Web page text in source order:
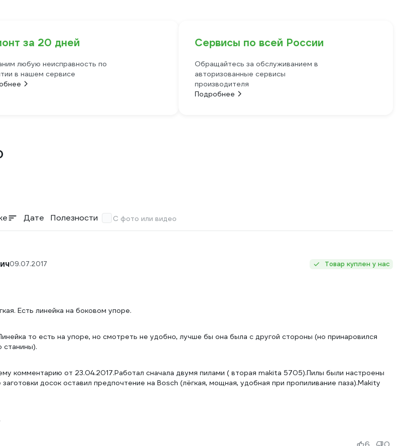
за 20 дней
любую неисправность по
в нашем сервисе
Сервисы по всей России
Обращайтесь за обслуживанием в
авторизованные сервисы
производителя
Подробнее
Дате Полезности С фото или видео
09.07.2017 Товар куплен у нас
Есть линейка на боковом упоре.
то есть на упоре, но смотреть не удобно, лучше бы она была с другой стороны (но принаровился
станины).
комментарию от 23.04.2017.Работал сначала двумя пилами ( вторая makita 5705).Пилы были настроены
досок оставил предпочтение на Bosch (лёгкая, мощная, удобная при пропиливание паза).Makity